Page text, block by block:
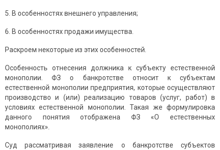
5. В особенностях внешнего управления;
6. В особенностях продажи имущества.
Раскроем некоторые из этих особенностей.
Особенность отнесения должника к субъекту естественной
монополии. ФЗ о банкротстве относит к субъектам
естественной монополии предприятия, которые осуществляют
производство и (или) реализацию товаров (услуг, работ) в
условиях естественной монополии. Такая же формулировка
данного понятия отображена ФЗ «О естественных
монополиях».
Суд рассматривая заявление о банкротстве субъектов